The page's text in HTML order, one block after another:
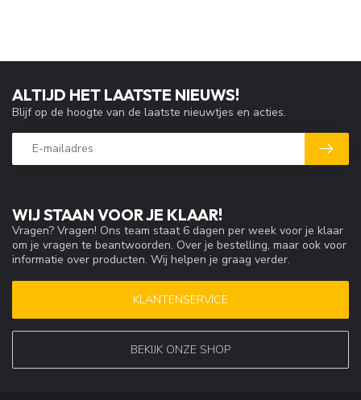
WIJ STAAN VOOR JE KLAAR!
Vragen? Vragen! Ons team staat 6 dagen per week voor je klaar
om je vragen te beantwoorden. Over je bestelling, maar ook voor
informatie over producten. Wij helpen je graag verder.
KLANTENSERVICE
BEKIJK ONZE SHOP
ALTIJD HET LAATSTE NIEUWS!
Blijf op de hoogte van de laatste nieuwtjes en acties.